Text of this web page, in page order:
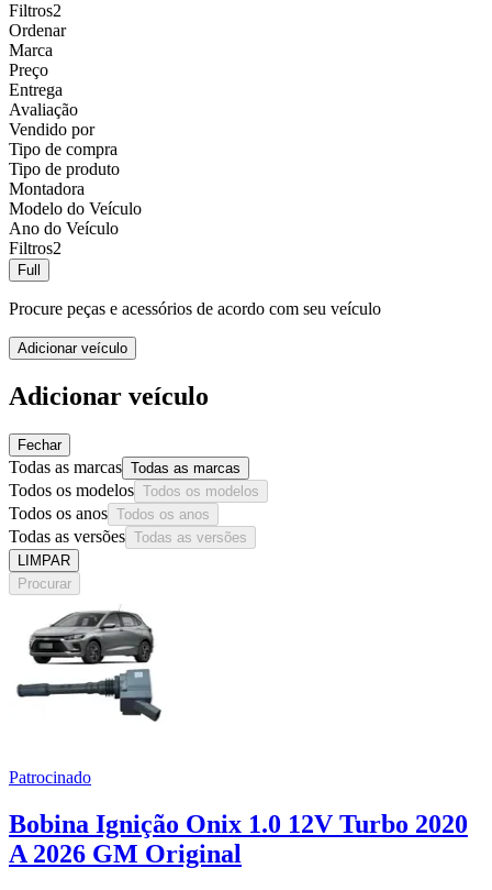
Filtros2
Ordenar
Marca
Preço
Entrega
Avaliação
Vendido por
Tipo de compra
Tipo de produto
Montadora
Modelo do Veículo
Ano do Veículo
Filtros2
Full
Procure peças e acessórios de acordo com seu veículo
Adicionar veículo
Adicionar veículo
Fechar
Todas as marcas Todas as marcas
Todos os modelos Todos os modelos
Todos os anos Todos os anos
Todas as versões Todas as versões
LIMPAR
Procurar
Patrocinado
Bobina Ignição Onix 1.0 12V Turbo 2020
A 2026 GM Original